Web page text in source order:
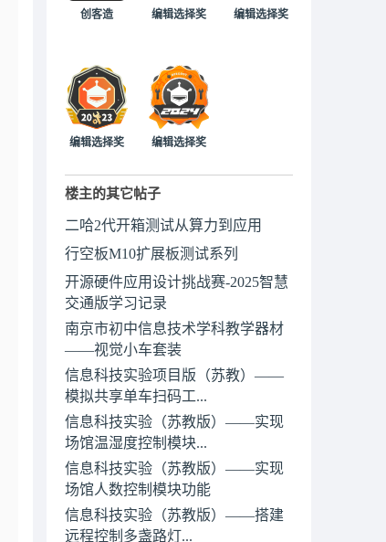
创客造 编辑选择奖 编辑选择奖
编辑选择奖 编辑选择奖
楼主的其它帖子
二哈2代开箱测试从算力到应用
行空板M10扩展板测试系列
开源硬件应用设计挑战赛-2025智慧
交通版学习记录
南京市初中信息技术学科教学器材
——视觉小车套装
信息科技实验项目版（苏教）——
模拟共享单车扫码工...
信息科技实验（苏教版）——实现
场馆温湿度控制模块...
信息科技实验（苏教版）——实现
场馆人数控制模块功能
信息科技实验（苏教版）——搭建
远程控制多盏路灯...